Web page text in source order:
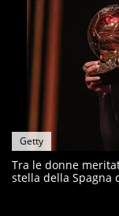
Getty
Tra le donne
stella della Spagna